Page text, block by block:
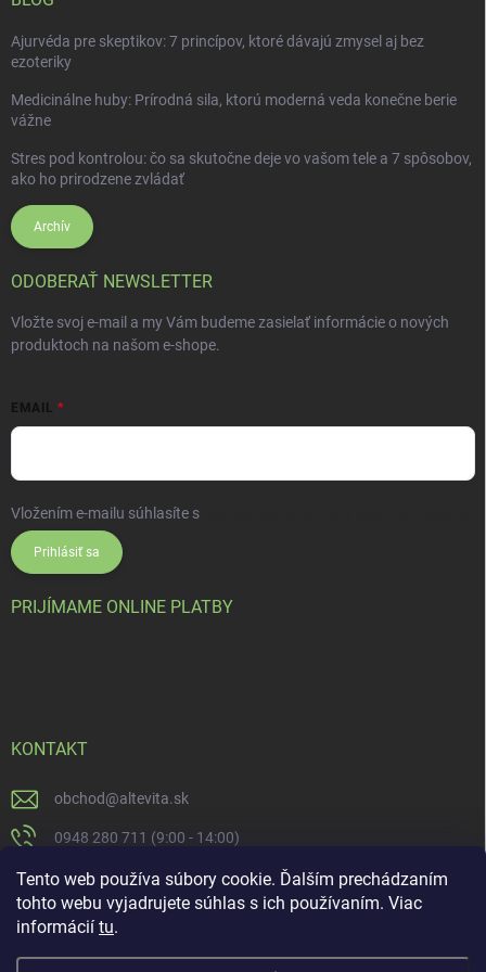
Tento web používa súbory cookie. Ďalším prechádzaním
tohto webu vyjadrujete súhlas s ich používaním. Viac
informácií tu.
Ajurvéda pre skeptikov: 7 princípov, ktoré dávajú zmysel aj bez
ezoteriky
Medicinálne huby: Prírodná sila, ktorú moderná veda konečne berie
vážne
Stres pod kontrolou: čo sa skutočne deje vo vašom tele a 7 spôsobov,
ako ho prirodzene zvládať
Archív
ODOBERAŤ NEWSLETTER
Vložte svoj e-mail a my Vám budeme zasielať informácie o nových
produktoch na našom e-shope.
EMAIL
Vložením e-mailu súhlasíte s
Prihlásiť sa
PRIJÍMAME ONLINE PLATBY
KONTAKT
obchod@altevita.sk
0948 280 711 (9:00 - 14:00)
Altevita.sk
altevita